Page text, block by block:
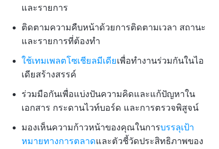
และรายการ
ติดตามความคืบหน้าด้วยการติดตามเวลา สถานะ
และรายการที่ต้องทำ
ใช้เทมเพลตโซเชียลมีเดียเพื่อทำงานร่วมกันในไอ
เดียสร้างสรรค์
ร่วมมือกันเพื่อแบ่งปันความคิดและแก้ปัญหาใน
เอกสาร กระดานไวท์บอร์ด และการตรวจพิสูจน์
มองเห็นความก้าวหน้าของคุณในการบรรลุเป้า
หมายทางการตลาดและตัวชี้วัดประสิทธิภาพของ